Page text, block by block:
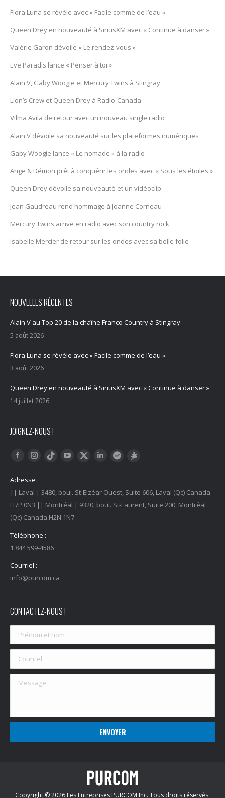
Flora Luna se révèle avec « Facile comme de l’eau »
Queen Drey en nouveauté à SiriusXM avec « Continue à danser »
Valérie Garon dévoile « Le rendez-vous »
Eve Paradis lance « Penser à toi »
Alain V, Gaby Woogie et Mercury Twïns à Stingray
Lion’s Crew et Queen Drey à Radio-Canada
Vilma Avila de retour avec un nouveau single radio
Alain V dévoile sa nouveauté sur les plateformes numériques
Gaby Woogie lance « Le nomade » à la radio
Ange & Démon prêt à conquérir les ondes avec « Sous les étoiles »
Queen Drey dévoile sa nouveauté et un vidéoclip
Jean Gaudreau rend hommage à Joanne Corneau
Mercury Twïns arrive en radio avec son country rock
Isabelle Mercier de retour sur les ondes avec sa belle folie
NOUVELLES RÉCENTES
Alain V au Top 20 de la chaîne Franco Country à Stingray
5 août 2026
Flora Luna se révèle avec « Facile comme de l’eau »
3 août 2026
Queen Drey en nouveauté à SiriusXM avec « Continue à danser »
14 juillet 2026
JOIGNEZ-NOUS !
Trouvez nous sur :
FacebookInstagram
Tiktok YouTubeTwitter LinkedInSpotify
Adresse :
|| Laval | 3480, boul. St-Elzéar Ouest, Suite 606, Laval (Qc) Canada
H7P 0N3 || Montréal | 9320, boul. St-Laurent, Suite 200, Montréal
(Qc) Canada H2N 1N7
Téléphone :
1 844 599-4586
Courriel :
info@purcom.ca
CONTACTEZ-NOUS !
Copyright © 2026 Les Entreprises PURCOM Inc. Tous droits réservés.